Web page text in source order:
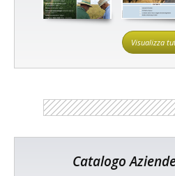
Visualizza
Catalogo